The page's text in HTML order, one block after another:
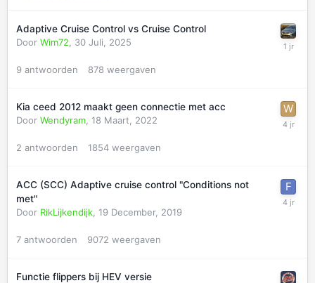
Adaptive Cruise Control vs Cruise Control
Door Wim72 30 Juli, 2025
9 antwoorden 878 weergaven
Kia ceed 2012 maakt geen connectie met acc
Door Wendyram 18 Maart, 2022
2 antwoorden 1854 weergaven
ACC (SCC) Adaptive cruise control "Conditions not
met"
Door RikLijkendijk 19 December, 2019
7 antwoorden 9072 weergaven
Functie flippers bij HEV versie